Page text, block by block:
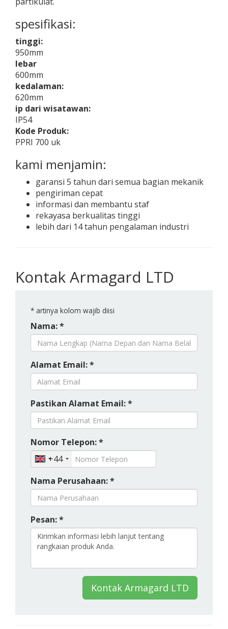
spesifikasi:
tinggi:
950mm
lebar
600mm
kedalaman:
620mm
ip dari wisatawan:
IP54
Kode Produk:
PPRI 700 uk
kami menjamin:
garansi 5 tahun dari semua bagian mekanik
pengiriman cepat
informasi dan membantu staf
rekayasa berkualitas tinggi
lebih dari 14 tahun pengalaman industri
Kontak Armagard LTD
* artinya kolom wajib diisi
Nama: *
Alamat Email: *
Pastikan Alamat Email: *
Nomor Telepon: *
+44
Nama Perusahaan: *
Pesan: *
Kontak Armagard LTD